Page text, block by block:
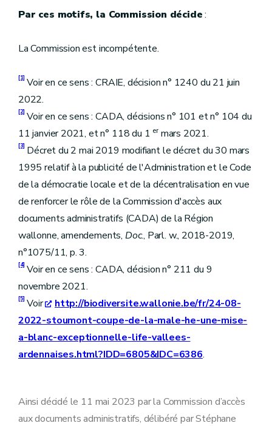
Par ces motifs, la Commission décide:
La Commission est incompétente.
[1] Voir en ce sens : CRAIE, décision n° 1240 du 21 juin
2022.
[2] Voir en ce sens : CADA, décisions n° 101 et n° 104 du
11 janvier 2021, et n° 118 du 1 ermars 2021.
[3] Décret du 2 mai 2019 modifiant le décret du 30 mars
1995 relatif à la publicité de l'Administration et le Code
de la démocratie locale et de la décentralisation en vue
de renforcer le rôle de la Commission d'accès aux
documents administratifs (CADA) de la Région
wallonne, amendements, Doc., Parl. w., 2018-2019,
n°1075/11, p. 3.
[4] Voir en ce sens : CADA, décision n° 211 du 9
novembre 2021.
[5] Voir
http://biodiversite.wallonie.be/fr/24-08-
2022-stoumont-coupe-de-la-male-he-une-mise-
a-blanc-exceptionnelle-life-vallees-
ardennaises.html?IDD=6805&IDC=6386.
Ainsi décidé le 11 mai 2023 par la Commission d’accès
aux documents administratifs, délibéré par Stéphane